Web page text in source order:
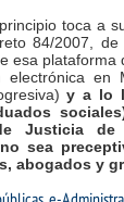
toca a
84/2007,
esa
en
y a lo
Justicia
sea
abogados y